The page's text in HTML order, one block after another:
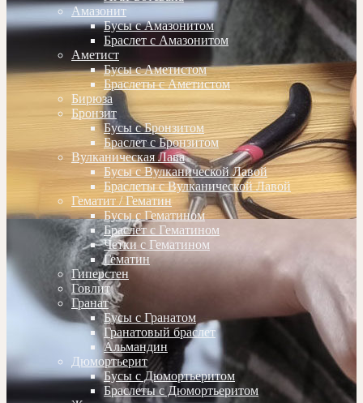
Амазонит
Бусы с Амазонитом
Браслет с Амазонитом
Аметист
Бусы с Аметистом
Браслеты с Аметистом
Бирюза
Бронзит
Бусы с Бронзитом
Браслет с Бронзитом
Вулканическая Лава
Бусы с Вулканической Лавой
Браслеты с Вулканической Лавой
Гематит / Гематин
Бусы с Гематином
Браслет с Гематином
Четки с Гематином
Гематин
Гиперстен
Говлит
Гранат
Бусы с Гранатом
Гранатовый браслет
Альмандин
Дюмортьерит
Бусы с Дюмортьеритом
Браслеты с Дюмортьеритом